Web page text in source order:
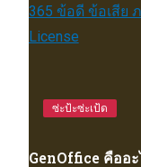
ซ่ะป้ะซ่ะเป้ด
GenOffice คืออ